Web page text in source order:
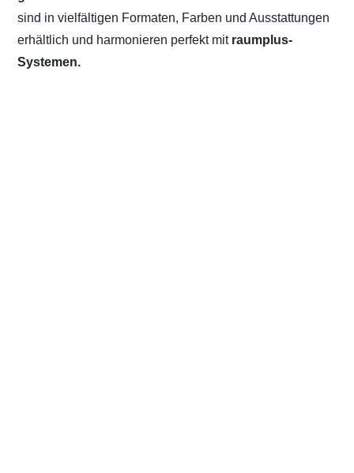
sind in vielfältigen Formaten, Farben und Ausstattungen
erhältlich und harmonieren perfekt mit raumplus-
Systemen.